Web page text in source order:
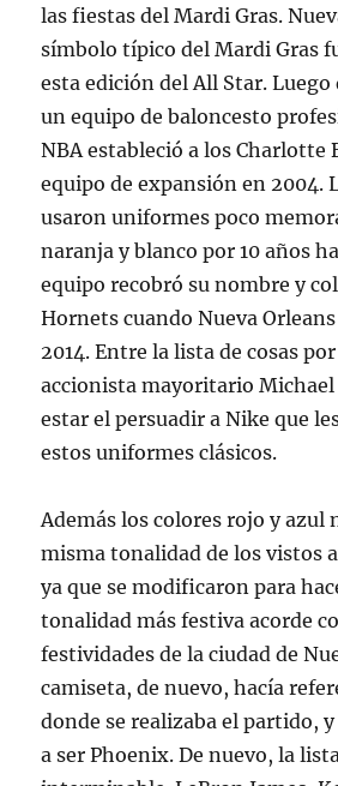
las fiestas del Mardi Gras.
símbolo típico del Mardi Gras
esta edición del All Star. Luego
un equipo de baloncesto
NBA estableció a los Charlotte
equipo de expansión en 2004.
usaron uniformes poco
naranja y blanco por 10 años
equipo recobró su nombre y
Hornets cuando Nueva
2014. Entre la lista de cosas
accionista mayoritario Michael
estar el persuadir a Nike que
estos uniformes clásicos.
Además los colores rojo y azul
misma tonalidad de los vistos
ya que se modificaron para
tonalidad más festiva acorde
festividades de la ciudad de
camiseta, de nuevo, hacía
donde se realizaba el partido,
a ser Phoenix. De nuevo, la